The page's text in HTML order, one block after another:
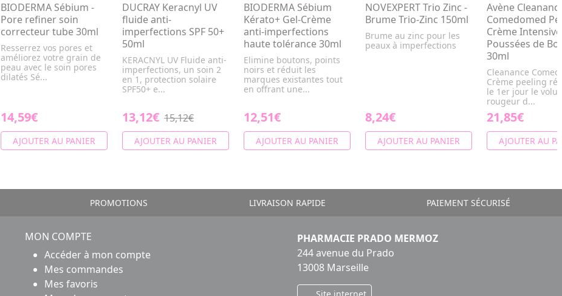
BIODERMA Sébium -
Pore refiner soin
correcteur tube 30ml
Resserrez vos pores et
améliorez votre grain de
peau avec le soin pores
dilatés Sé...
14,59€
AJOUTER AU PANIER
DUCRAY Keracnyl UV
fluide anti-
imperfections SPF 50+
50ml
KERACNYL UV Fluide anti-
imperfections, un soin 2
en 1, protection solaire
SPF50+ e...
13,12€ 15,12€
AJOUTER AU PANIER
BIODERMA Sébium
Kérato+ Gel-Crème
anti-imperfections
haute tolérance 30ml
Elimine boutons, points
noirs et réduit les
marques existantes tout
en offrant une...
12,51€
AJOUTER AU PANIER
NOVEXPERT Trio Zinc -
Brume Trio-Zinc 150ml
Brume au zinc pour les
peaux à imperfections
8,24€
AJOUTER AU PANIER
Avène
Comedomed
Crème Intensive
Poussées de
30ml
Cleanance
Crème peeling
le 1er jour le
rougeur d...
21,85€
AJOUTER AU
PROMOTIONS LIVRAISON RAPIDE PAIEMENT SÉCURISÉ
MON COMPTE
Accéder à mon compte
Mes commandes
Mes favoris
PHARMACIE PRADO MERMOZ
244 avenue du Prado
13008 Marseille